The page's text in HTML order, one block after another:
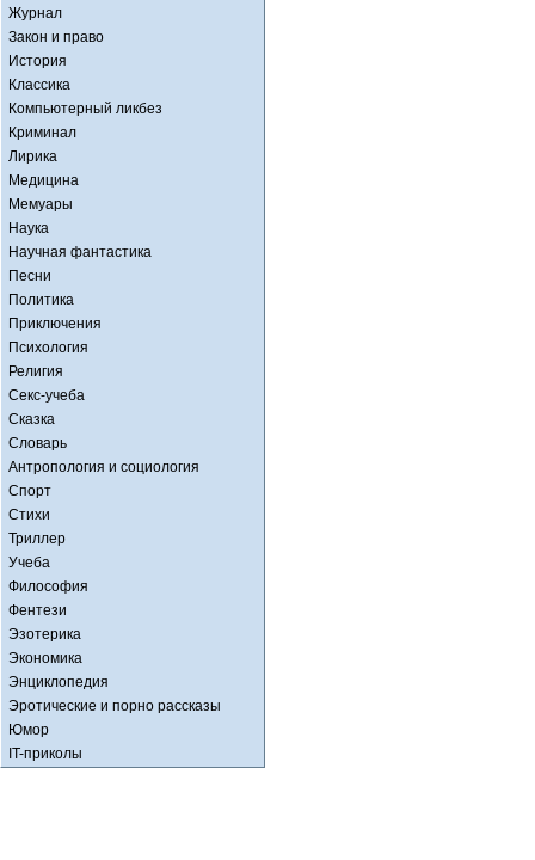
Журнал
Закон и право
История
Классика
Компьютерный ликбез
Криминал
Лирика
Медицина
Мемуары
Наука
Научная фантастика
Песни
Политика
Приключения
Психология
Религия
Секс-учеба
Сказка
Словарь
Антропология и социология
Спорт
Стихи
Триллер
Учеба
Философия
Фентези
Эзотерика
Экономика
Энциклопедия
Эротические и порно рассказы
Юмор
IT-приколы